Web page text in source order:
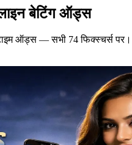
बेटिंग ऑड्स
ऑड्स — सभी 74 फिक्स्चर्स पर।